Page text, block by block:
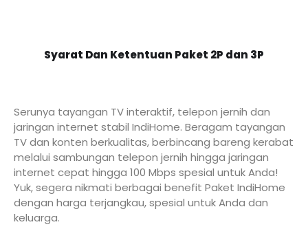
Syarat Dan Ketentuan Paket 2P dan 3P
Serunya tayangan TV interaktif, telepon jernih dan
jaringan internet stabil IndiHome. Beragam tayangan
TV dan konten berkualitas, berbincang bareng kerabat
melalui sambungan telepon jernih hingga jaringan
internet cepat hingga 100 Mbps spesial untuk Anda!
Yuk, segera nikmati berbagai benefit Paket IndiHome
dengan harga terjangkau, spesial untuk Anda dan
keluarga.